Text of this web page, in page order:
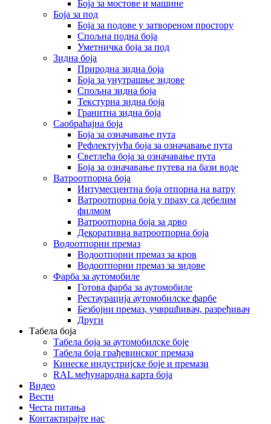
Боја за мостове и машине
Боја за под
Боја за подове у затвореном простору
Спољна подна боја
Уметничка боја за под
Зидна боја
Природна зидна боја
Боја за унутрашње зидове
Спољна зидна боја
Текстурна зидна боја
Гранитна зидна боја
Саобраћајна боја
Боја за означавање пута
Рефлектујућа боја за означавање пута
Светлећа боја за означавање пута
Боја за означавање путева на бази воде
Ватроотпорна боја
Интумесцентна боја отпорна на ватру
Ватроотпорна боја у праху са дебелим
филмом
Ватроотпорна боја за дрво
Декоративна ватроотпорна боја
Водоотпорни премаз
Водоотпорни премаз за кров
Водоотпорни премаз за зидове
Фарба за аутомобиле
Готова фарба за аутомобиле
Рестаурација аутомобилске фарбе
Безбојни премаз, учвршћивач, разређивач
Други
Табела боја
Табела боја за аутомобилске боје
Табела боја грађевинског премаза
Кинеске индустријске боје и премази
RAL међународна карта боја
Видео
Вести
Честа питања
Контактирајте нас